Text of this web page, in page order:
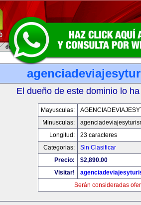
El dueño de este dominio lo
Mayusculas:
Minusculas:
Longitud:
23 caracteres
Categorias:
Sin Clasificar
Precio:
$2,890.00
Visitar!
Serán consideradas